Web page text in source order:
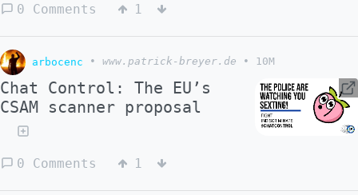
0 Comments 1
arbocenc • www.patrick-breyer.de • 10M
Chat Control: The EU’s
CSAM scanner proposal
0 Comments 1